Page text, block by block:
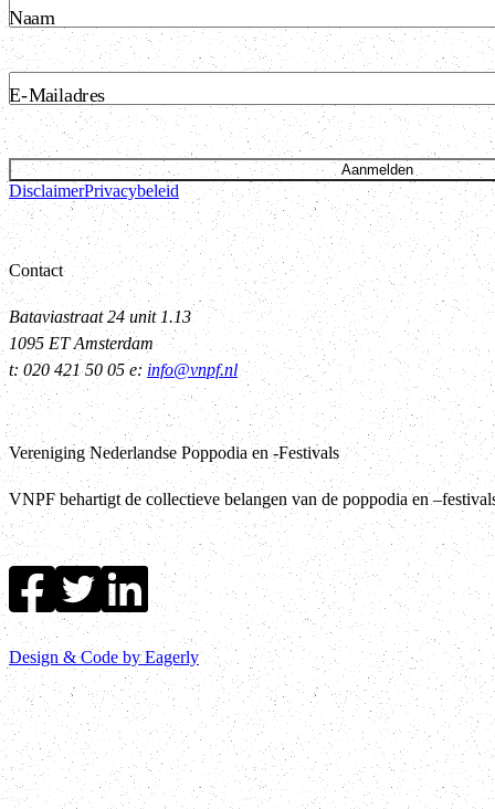
Naam
E-Mailadres
Aanmelden
DisclaimerPrivacybeleid
Contact
Bataviastraat 24 unit 1.13
1095 ET Amsterdam
t: 020 421 50 05 e: info@vnpf.nl
Vereniging Nederlandse Poppodia en -Festivals
VNPF behartigt de collectieve belangen van de poppodia en
Design & Code by Eagerly